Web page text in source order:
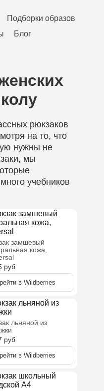
Подборки образов
Блог
рюкзаков
на то, что
нужны не
мы
учебников
замшевый
кожа,
руб
в Wildberries
льняной из
руб
в Wildberries